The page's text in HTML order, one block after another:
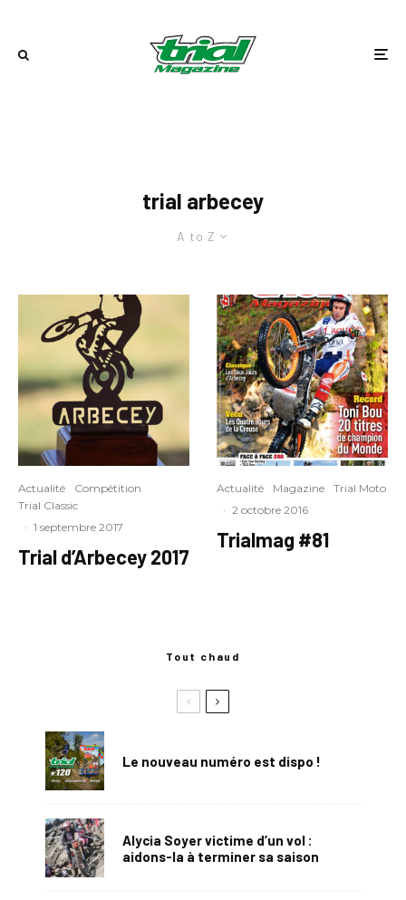
trial arbecey
A to Z
Actualité
Compétition
Trial Classic
· 1 septembre 2017
Trial d’Arbecey 2017
Actualité Magazine
Trial Moto
· 2 octobre 2016
Trialmag #81
Tout chaud
Le nouveau numéro est dispo !
Alycia Soyer victime d’un vol :
aidons-la à terminer sa saison